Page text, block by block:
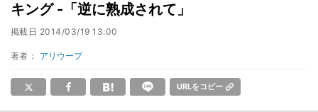
キング -「逆に熟成されて」
掲載日 2014/03/19 13:00
著者： アリウープ
URLをコピー